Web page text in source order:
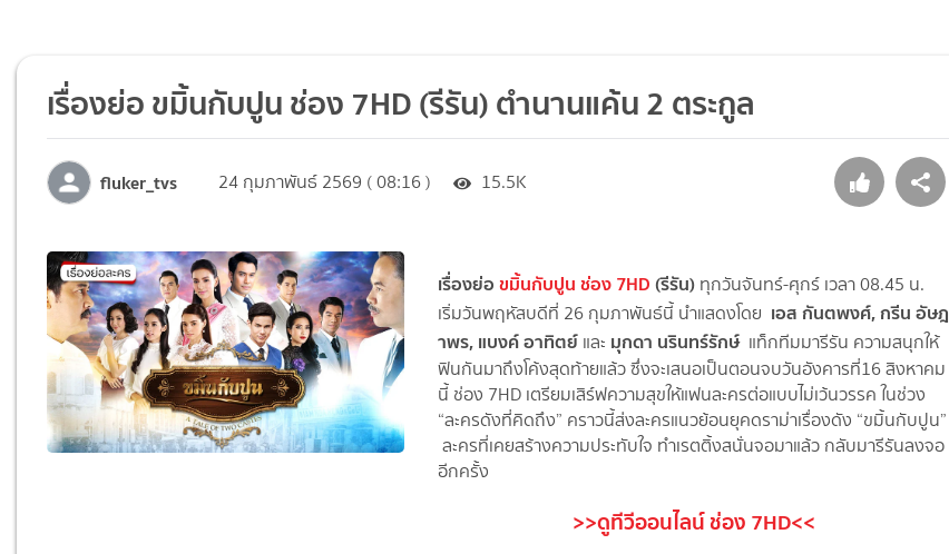
เรื่องย่อ ขมิ้นกับปูน ช่อง 7HD (รีรัน) ตำนานแค้น 2 ตระกูล
fluker_tvs 24 กุมภาพันธ์ 2569 ( 08:16 ) 15.5K
เรื่องย่อขมิ้นกับปูน ช่อง 7HD(รีรัน) ทุกวันจันทร์-ศุกร์ เวลา 08.45 น.
เริ่มวันพฤหัสบดีที่ 26 กุมภาพันธ์นี้ นำแสดงโดย เอส กันตพงศ์,กรีน อัษฎ
าพร,แบงค์ อาทิตย์ และ มุกดา นรินทร์รักษ์ แท็กทีมมารีรัน ความสนุกให้
ฟินกันมาถึงโค้งสุดท้ายแล้ว ซึ่งจะเสนอเป็นตอนจบวันอังคารที่16 สิงหาคม
นี้ ช่อง 7HD เตรียมเสิร์ฟความสุขให้แฟนละครต่อแบบไม่เว้นวรรค ในช่วง
“ละครดังที่คิดถึง” คราวนี้ส่งละครแนวย้อนยุคดราม่าเรื่องดัง “ขมิ้นกับปูน”
ละครที่เคยสร้างความประทับใจ ทำเรตติ้งสนั่นจอมาแล้ว กลับมารีรันลงจอ
อีกครั้ง
>>ดูทีวีออนไลน์ ช่อง 7HD<<